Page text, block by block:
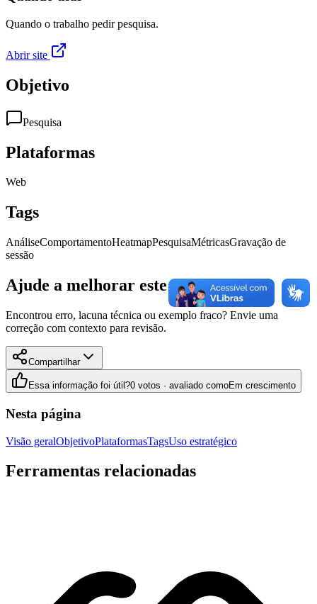
Quando o trabalho pedir pesquisa.
Abrir site
Objetivo
Pesquisa
Plataformas
Web
Tags
AnáliseComportamentoHeatmapPesquisaMétricasGravação de
sessão
Ajude a melhorar este conteúdo
Encontrou erro, lacuna técnica ou exemplo fraco? Envie uma
correção com contexto para revisão.
Compartilhar
Essa informação foi útil?0 votos · avaliado comoEm crescimento
Nesta página
Visão geralObjetivoPlataformasTagsUso estratégico
Ferramentas relacionadas